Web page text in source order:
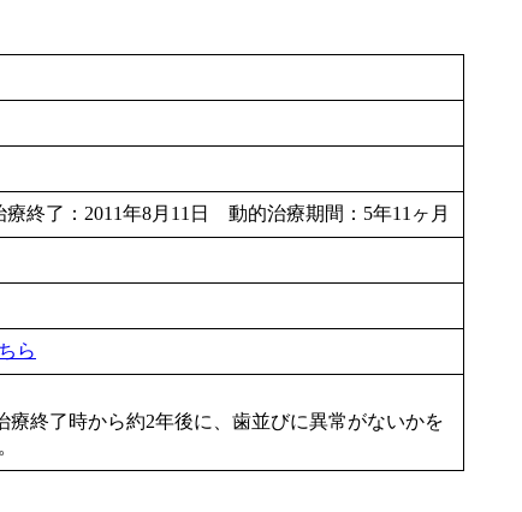
終了：2011年8月11日 動的治療期間：5年11ヶ月
ら
終了時から約2年後に、歯並びに異常がないかを